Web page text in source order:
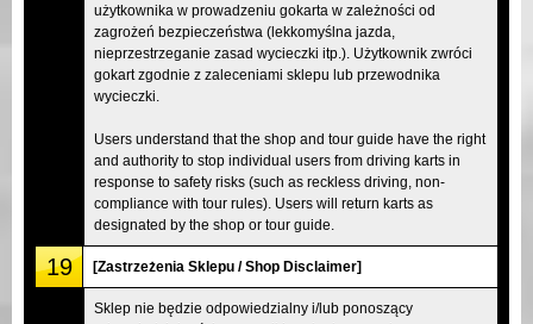
użytkownika w prowadzeniu gokarta w zależności od
zagrożeń bezpieczeństwa (lekkomyślna jazda,
nieprzestrzeganie zasad wycieczki itp.). Użytkownik zwróci
gokart zgodnie z zaleceniami sklepu lub przewodnika
wycieczki.
Users understand that the shop and tour guide have the right
and authority to stop individual users from driving karts in
response to safety risks (such as reckless driving, non-
compliance with tour rules). Users will return karts as
designated by the shop or tour guide.
19 [Zastrzeżenia Sklepu / Shop Disclaimer]
Sklep nie będzie odpowiedzialny i/lub ponoszący